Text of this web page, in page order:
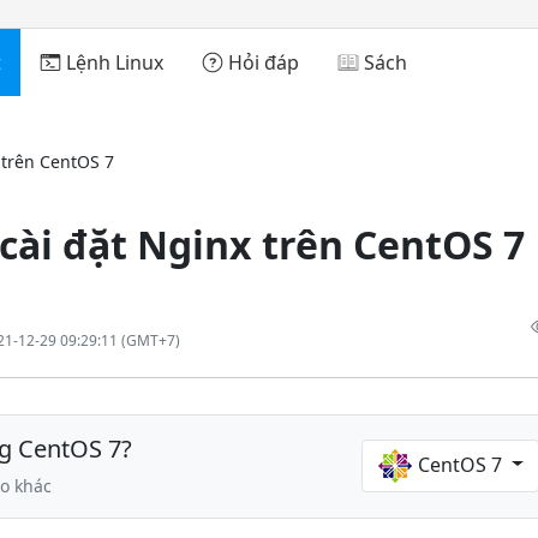
Lệnh Linux Hỏi đáp Sách
đặt Nginx trên CentOS 7
12-29 09:29:11 (GMT+7)
CentOS 7?
khác
CentOS 7